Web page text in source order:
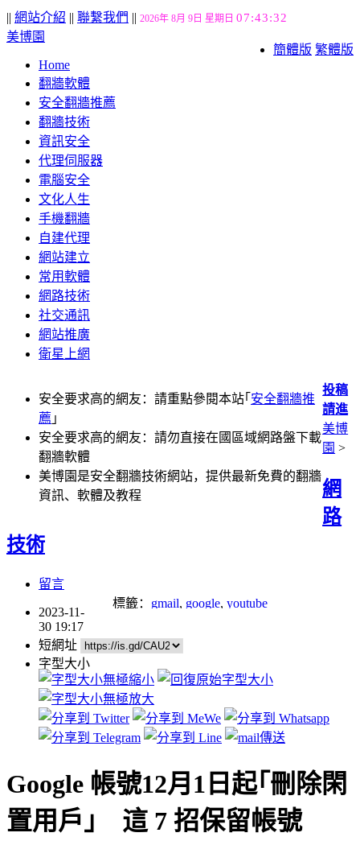
|| 網站介紹 || 聯繫我們 || 2026年 8月 9日 星期日 07:43:32
簡體版 繁體版
美博園
Home
翻牆軟體
安全翻牆推薦
翻牆技術
資訊安全
代理伺服器
電腦安全
文化人生
手機翻牆
自建代理
網站建立
常用軟體
網路技術
社交通訊
網站推廣
衛星上網
安全要求高的網友：請重點參閱本站｢ 安全翻牆推
薦 ｣
安全要求高的網友：請勿直接在國區域網路盤下載
翻牆軟體
美博園是安全翻牆技術網站，提供最新免費的翻牆
資訊、軟體及教程
投稿
請進
美博
園 >
網
路
技術
留言
標籤： gmail, google, youtube
2023-11-
30 19:17
短網址
字型大小
Google 帳號12月1日起｢刪除閑
置用戶｣ 這 7 招保留帳號